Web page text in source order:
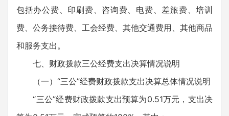
包括办公费、印刷费、咨询费、电费、差旅费、培训
费、公务接待费、工会经费、其他交通费用、其他商品
和服务支出。
七、财政拨款三公经费支出决算情况说明
（一）“三公”经费财政拨款支出决算总体情况说明
“三公”经费财政拨款支出预算为0.51万元，支出决